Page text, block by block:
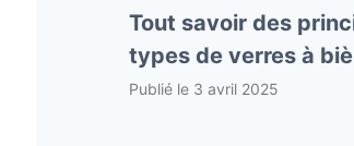
Tout savoir des
types de verres à
Publié le 3 avril 2025